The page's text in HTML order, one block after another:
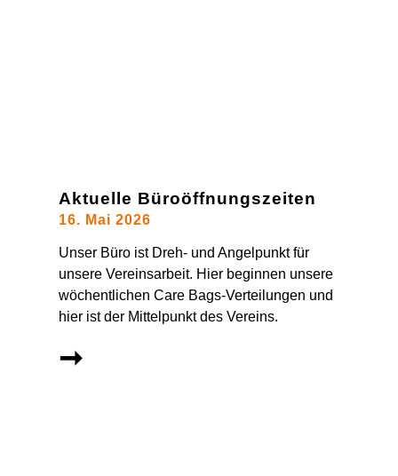
Aktuelle Büroöffnungszeiten
16. Mai 2026
Unser Büro ist Dreh- und Angelpunkt für
unsere Vereinsarbeit. Hier beginnen unsere
wöchentlichen Care Bags-Verteilungen und
hier ist der Mittelpunkt des Vereins.
➞